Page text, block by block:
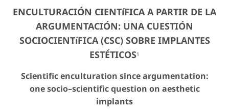
ENCULTURACIÓN CIENTíFICA A PARTIR DE LA
ARGUMENTACIÓN: UNA CUESTIÓN
SOCIOCIENTíFICA (CSC) SOBRE IMPLANTES
ESTÉTICOS1
Scientific enculturation since argumentation:
one socio–scientific question on aesthetic
implants